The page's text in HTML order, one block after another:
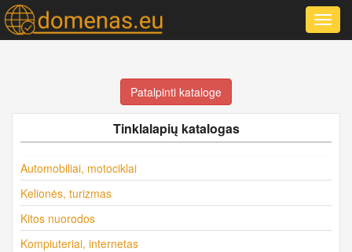
Patalpinti kataloge
Tinklalapių katalogas
Automobiliai, motociklai
Kelionės, turizmas
Kitos nuorodos
Kompiuteriai, internetas